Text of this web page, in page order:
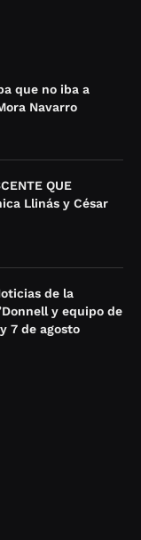
que no iba a
Navarro
QUE
Llinás y César
de la
y equipo de
7 de agosto